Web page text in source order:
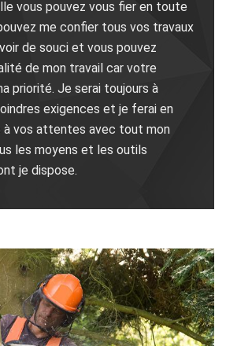
vous pouvez vous fier en toute
me confier tous vos travaux
de souci et vous pouvez
de mon travail car votre
priorité. Je serai toujours à
exigences et je ferai en
à vos attentes avec tout mon
les moyens et les outils
je dispose.